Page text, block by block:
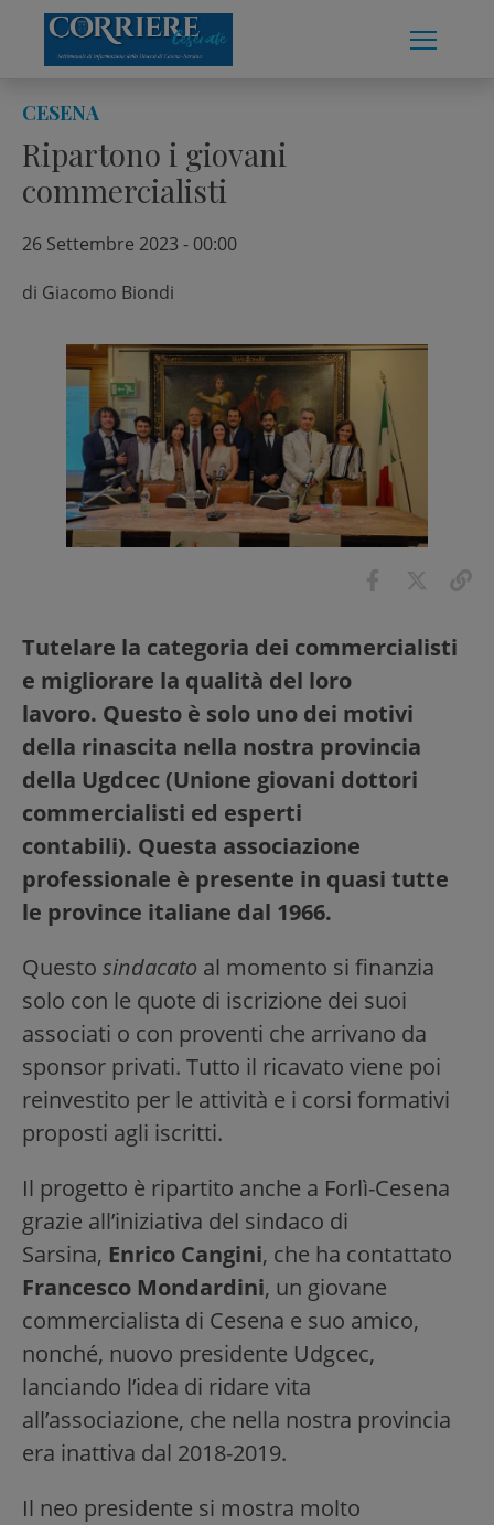
content
CESENA
Ripartono i giovani
commercialisti
26 Settembre 2023 - 00:00
di Giacomo Biondi
Tutelare la categoria dei commercialisti
e migliorare la qualità del loro
lavoro. Questo è solo uno dei motivi
della rinascita nella nostra provincia
della Ugdcec (Unione giovani dottori
commercialisti ed esperti
contabili). Questa associazione
professionale è presente in quasi tutte
le province italiane dal 1966.
Questo sindacato al momento si finanzia
solo con le quote di iscrizione dei suoi
associati o con proventi che arrivano da
sponsor privati. Tutto il ricavato viene poi
reinvestito per le attività e i corsi formativi
proposti agli iscritti.
Il progetto è ripartito anche a Forlì-Cesena
grazie all’iniziativa del sindaco di
Sarsina, Enrico Cangini, che ha contattato
Francesco Mondardini, un giovane
commercialista di Cesena e suo amico,
nonché, nuovo presidente Udgcec,
lanciando l’idea di ridare vita
all’associazione, che nella nostra provincia
era inattiva dal 2018-2019.
Il neo presidente si mostra molto